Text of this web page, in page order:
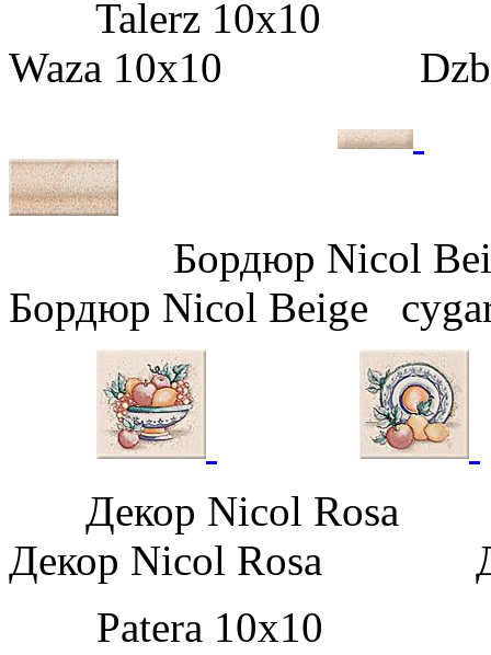
Talerz
Waza 10х10
Бордюр Nicol
Бордюр Nicol Beige
Декор Nicol
Декор Nicol Rosa
Patera